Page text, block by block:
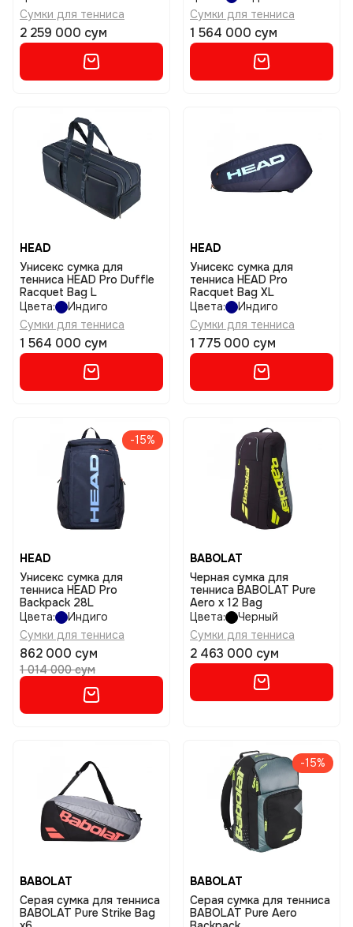
Сумки для тенниса
2 259 000 сум
Сумки для тенниса
1 564 000 сум
HEAD
Унисекс сумка для
тенниса HEAD Pro Duffle
Racquet Bag L
Цвета:
Индиго
Сумки для тенниса
1 564 000 сум
HEAD
Унисекс сумка для
тенниса HEAD Pro
Racquet Bag XL
Цвета:
Индиго
Сумки для тенниса
1 775 000 сум
-15%
HEAD
Унисекс сумка для
тенниса HEAD Pro
Backpack 28L
Цвета:
Индиго
Сумки для тенниса
862 000 сум
1 014 000 сум
BABOLAT
Черная сумка для
тенниса BABOLAT Pure
Aero x 12 Bag
Цвета:
Черный
Сумки для тенниса
2 463 000 сум
BABOLAT
Серая сумка для тенниса
BABOLAT Pure Strike Bag
-15%
BABOLAT
Серая сумка для тенниса
BABOLAT Pure Aero